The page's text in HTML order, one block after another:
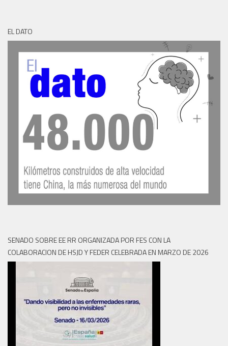
EL DATO
SENADO SOBRE EE RR ORGANIZADA POR FES CON LA
COLABORACION DE HSJD Y FEDER CELEBRADA EN MARZO DE 2026